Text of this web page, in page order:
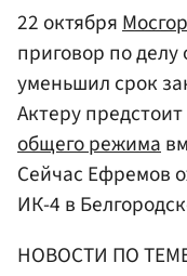
22 октября
приговор по
уменьшил срок
Актеру
общего режима
Сейчас Ефремов
ИК-4 в
НОВОСТИ ПО